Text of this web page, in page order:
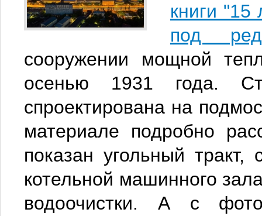
книги
под
сооружении мощной
осенью 1931 года.
спроектирована на
материале подробно
показан угольный тракт,
котельной машинного
водоочистки. А с